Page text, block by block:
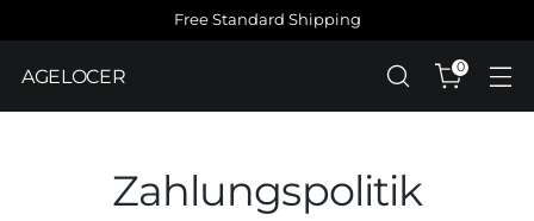
Free Standard Shipping
AGELOCER 0
Zahlungspolitik